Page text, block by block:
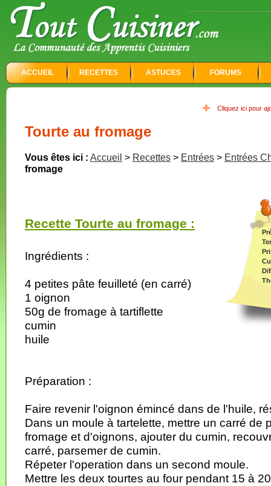
ACCUEIL RECETTES ASTUCES FORUMS
Cliquez ici pour
Tourte au fromage
Vous êtes ici : Accueil > Recettes > Entrées > Entrées
fromage
Recette Tourte au fromage :
Ingrédients :
4 petites pâte feuilleté (en carré)
1 oignon
50g de fromage à tartiflette
cumin
huile
Préparation :
Faire revenir l'oignon émincé dans de l'huile,
Dans un moule à tartelette, mettre un carré de
fromage et d'oignons, ajouter du cumin,
carré, parsemer de cumin.
Répeter l'operation dans un second moule.
Mettre les deux tourtes au four pendant 15 à